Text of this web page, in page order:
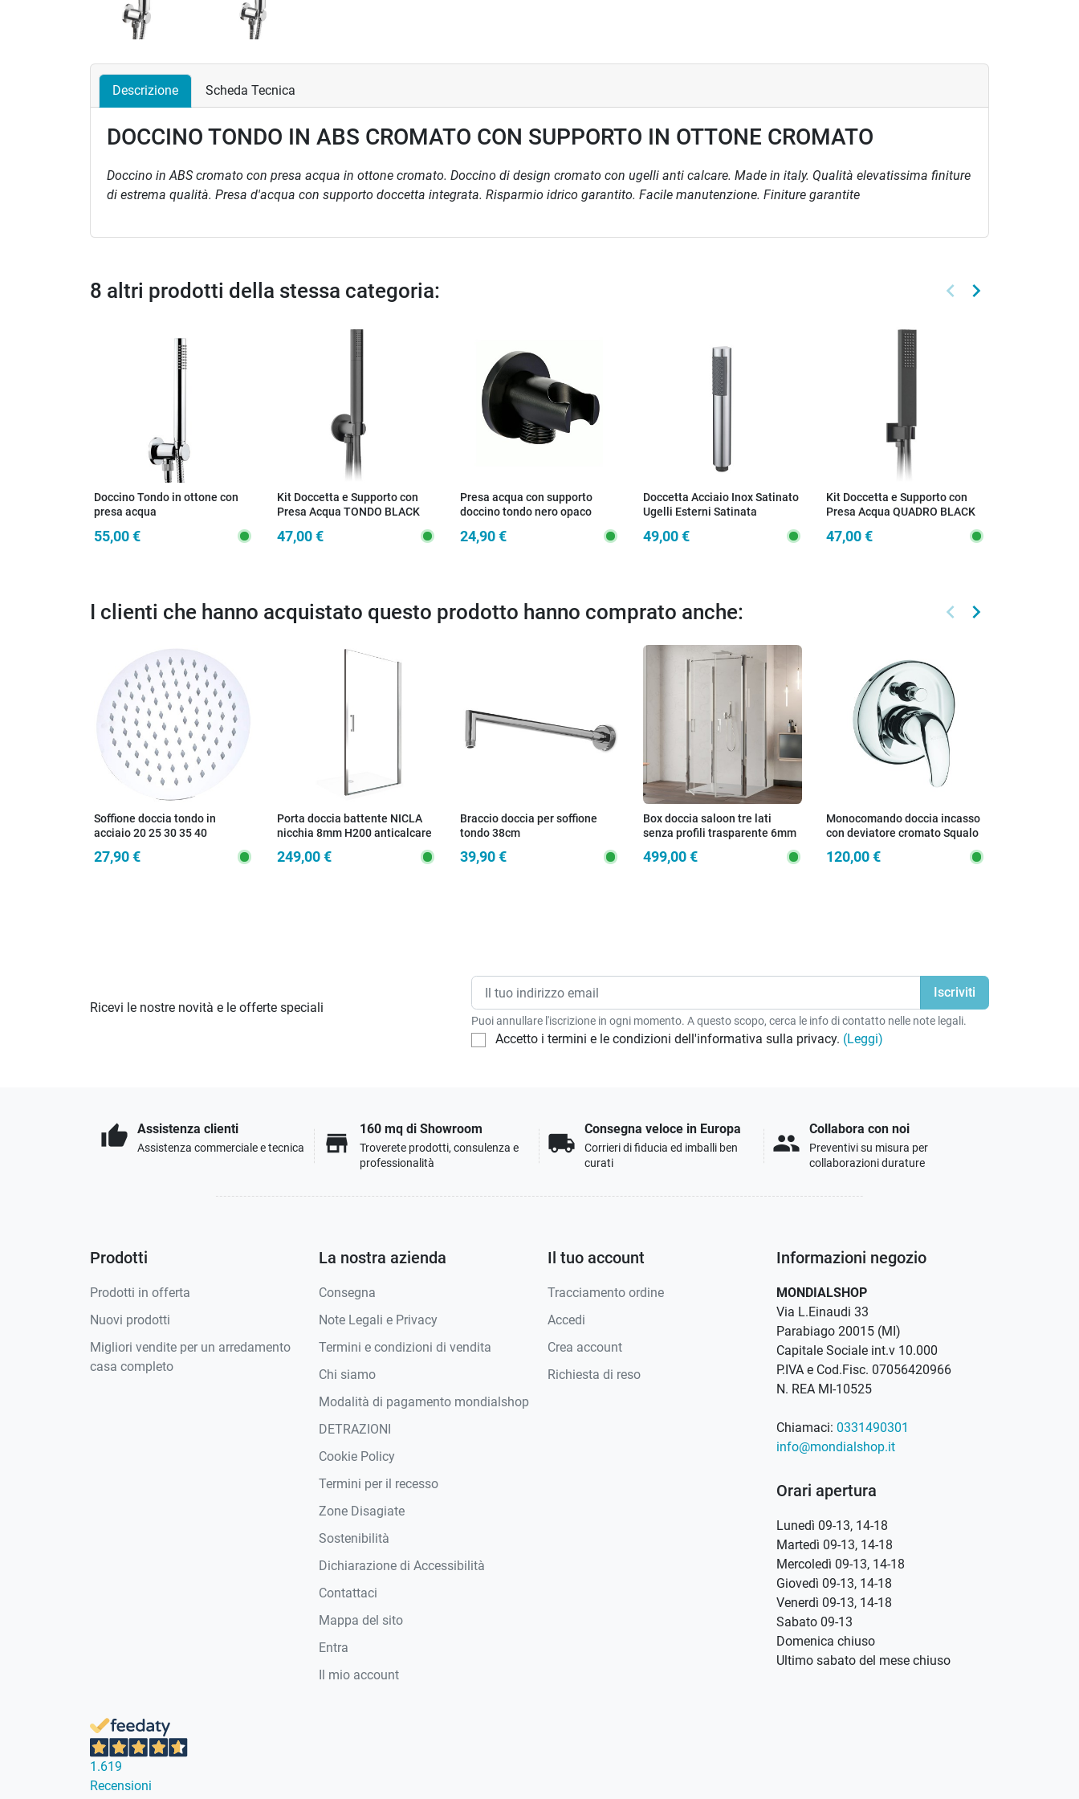
Descrizione Scheda Tecnica
DOCCINO TONDO IN ABS CROMATO CON SUPPORTO IN OTTONE CROMATO
Doccino in ABS cromato con presa acqua in ottone cromato. Doccino di design cromato con ugelli anti calcare. Made in italy. Qualità elevatissima finiture
di estrema qualità. Presa d'acqua con supporto doccetta integrata. Risparmio idrico garantito. Facile manutenzione. Finiture garantite
8 altri prodotti della stessa categoria: Precedente
keyboard_arrow_left Successivo
keyboard_arrow_right
Doccino Tondo in ottone con
presa acqua
55,00 €
Kit Doccetta e Supporto con
Presa Acqua TONDO BLACK
47,00 €
Presa acqua con supporto
doccino tondo nero opaco
24,90 €
Doccetta Acciaio Inox Satinato
Ugelli Esterni Satinata
49,00 €
Kit Doccetta e Supporto con
Presa Acqua QUADRO BLACK
47,00 €
I clienti che hanno acquistato questo prodotto hanno comprato anche: Precedente
keyboard_arrow_left Successivo
keyboard_arrow_right
Soffione doccia tondo in
acciaio 20 25 30 35 40
27,90 €
Porta doccia battente NICLA
nicchia 8mm H200 anticalcare
249,00 €
Braccio doccia per soffione
tondo 38cm
39,90 €
Box doccia saloon tre lati
senza profili trasparente 6mm
499,00 €
Monocomando doccia incasso
con deviatore cromato Squalo
120,00 €
Ricevi le nostre novità e le offerte speciali
Puoi annullare l'iscrizione in ogni momento. A questo scopo, cerca le info di contatto nelle note legali.
Accetto i termini e le condizioni dell'informativa sulla privacy. (Leggi)
thumb_up Assistenza clienti
Assistenza commerciale e tecnica store
160 mq di Showroom
Troverete prodotti, consulenza e
professionalità
local_shipping
Consegna veloce in Europa
Corrieri di fiducia ed imballi ben
curati
people
Collabora con noi
Preventivi su misura per
collaborazioni durature
Prodotti
Prodotti in offerta
Nuovi prodotti
Migliori vendite per un arredamento
casa completo
La nostra azienda
Consegna
Note Legali e Privacy
Termini e condizioni di vendita
Chi siamo
Modalità di pagamento mondialshop
DETRAZIONI
Cookie Policy
Termini per il recesso
Zone Disagiate
Sostenibilità
Dichiarazione di Accessibilità
Contattaci
Mappa del sito
Entra
Il mio account
Il tuo account
Tracciamento ordine
Accedi
Crea account
Richiesta di reso
Informazioni negozio
MONDIALSHOP
Via L.Einaudi 33
Parabiago 20015 (MI)
Capitale Sociale int.v 10.000
P.IVA e Cod.Fisc. 07056420966
N. REA MI-10525
Chiamaci: 0331490301
info@mondialshop.it
Orari apertura
Lunedì 09-13, 14-18
Martedì 09-13, 14-18
Mercoledì 09-13, 14-18
Giovedì 09-13, 14-18
Venerdì 09-13, 14-18
Sabato 09-13
Domenica chiuso
Ultimo sabato del mese chiuso
1.619
Recensioni